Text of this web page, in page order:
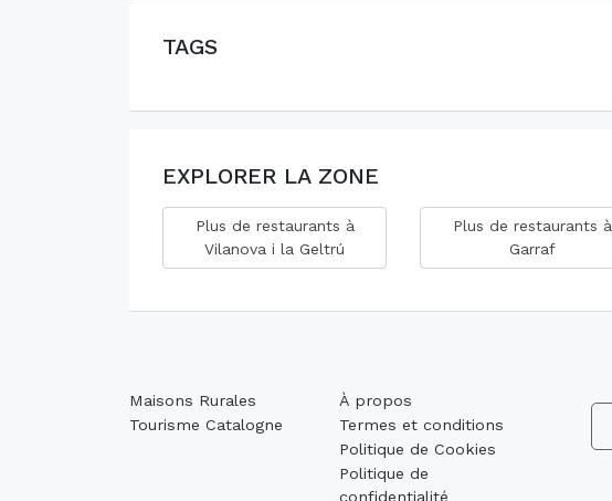
TAGS
EXPLORER LA ZONE
Plus de restaurants à
Vilanova i la Geltrú
Plus de restaurants à
Garraf
Maisons Rurales
Tourisme Catalogne
À propos
Termes et conditions
Politique de Cookies
Politique de
confidentialité